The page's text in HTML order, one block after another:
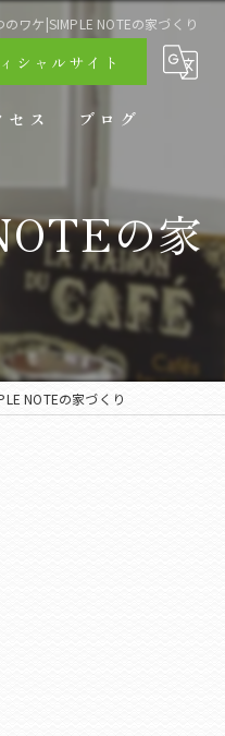
ワケ|SIMPLE NOTEの家づくり
シャルサイト
セス ブログ
の家
NOTEの家づくり